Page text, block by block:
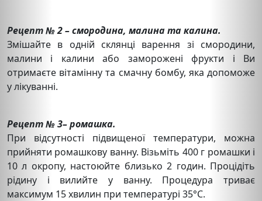
Рецепт № 2 – смородина, малина та калина.
Змішайте в одній склянці варення зі смородини,
малини і калини або заморожені фрукти і Ви
отримаєте вітамінну та смачну бомбу, яка допоможе
у лікуванні.
Рецепт № 3– ромашка.
При відсутності підвищеної температури, можна
прийняти ромашкову ванну. Візьміть 400 г ромашки і
10 л окропу, настоюйте близько 2 годин. Процідіть
рідину і вилийте у ванну. Процедура триває
максимум 15 хвилин при температурі 35°С.